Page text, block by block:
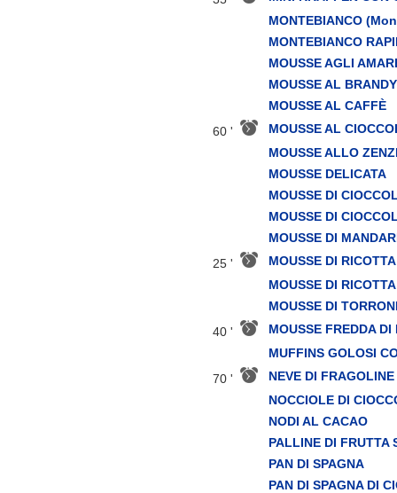
MONTEBIANCO
MONTEBIANCO
MOUSSE AGLI
MOUSSE AL BRANDY
MOUSSE AL CAFFÈ
60 '
MOUSSE AL
MOUSSE ALLO
MOUSSE DELICATA
MOUSSE DI
MOUSSE DI
MOUSSE DI
25 '
MOUSSE DI RICOTTA
MOUSSE DI
MOUSSE DI
40 '
MOUSSE FREDDA
MUFFINS GOLOSI
70 '
NEVE DI FRAGOLINE
NOCCIOLE DI
NODI AL CACAO
PALLINE DI FRUTTA
PAN DI SPAGNA
PAN DI SPAGNA DI